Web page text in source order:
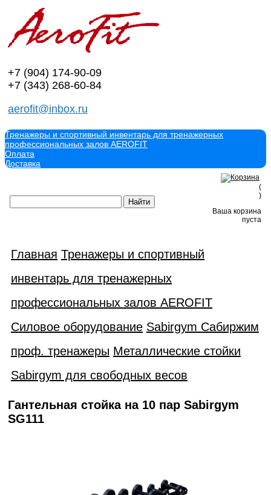
+7 (904) 174-90-09
+7 (343) 268-60-84
aerofit@inbox.ru
Тренажеры и спортивный инвентарь для тренажерных
профессиональных залов AEROFIT
Оплата
Доставка
(
)
Ваша корзина
пуста
Главная Тренажеры и спортивный
инвентарь для тренажерных
профессиональных залов AEROFIT
Силовое оборудование Sabirgym Сабиржим
проф. тренажеры Металлические стойки
Sabirgym для свободных весов
Гантельная стойка на 10 пар Sabirgym
SG111